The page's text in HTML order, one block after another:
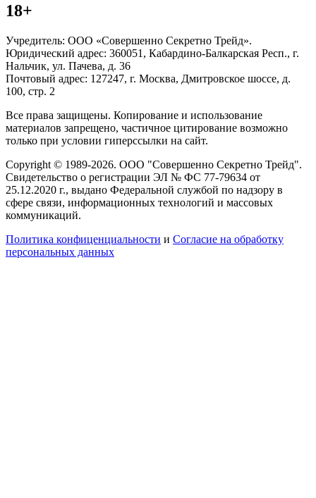
18+
Учредитель: ООО «Совершенно Секретно Трейд».
Юридический адрес: 360051, Кабардино-Балкарская Респ., г.
Нальчик, ул. Пачева, д. 36
Почтовый адрес: 127247, г. Москва, Дмитровское шоссе, д.
100, стр. 2
Все права защищены. Копирование и использование
материалов запрещено, частичное цитирование возможно
только при условии гиперссылки на сайт.
Copyright © 1989-2026. ООО "Совершенно Секретно Трейд".
Свидетельство о регистрации ЭЛ № ФС 77-79634 от
25.12.2020 г., выдано Федеральной службой по надзору в
сфере связи, информационных технологий и массовых
коммуникаций.
Политика конфиценциальности и Согласие на обработку
персональных данных